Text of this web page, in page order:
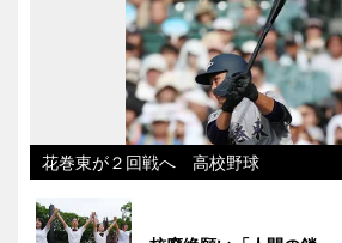
花巻東が２回戦へ 高校野球